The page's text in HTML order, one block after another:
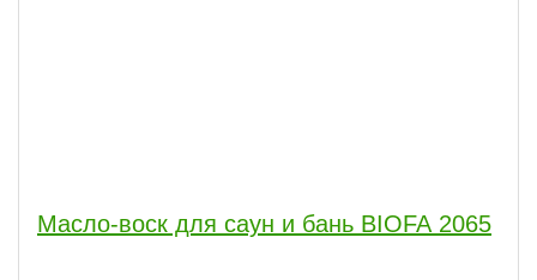
Масло-воск для саун и бань BIOFA 2065